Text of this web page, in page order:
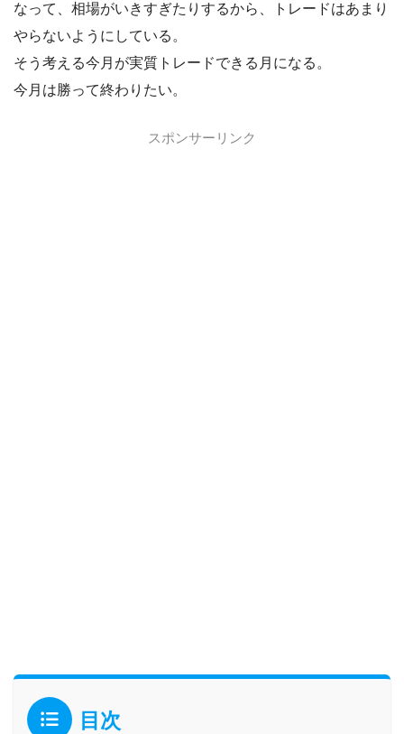
なって、相場がいきすぎたりするから、トレードはあまり
やらないようにしている。
そう考える今月が実質トレードできる月になる。
今月は勝って終わりたい。
スポンサーリンク
目次